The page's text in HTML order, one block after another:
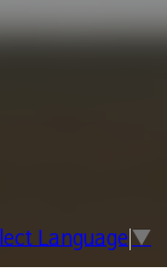
Language ▼